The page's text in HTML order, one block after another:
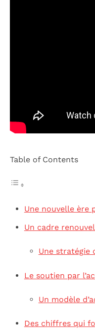
Table of Contents
Une nouvelle ère
Un cadre
Une stratégie
Le soutien par
Un modèle
Des chiffres qui